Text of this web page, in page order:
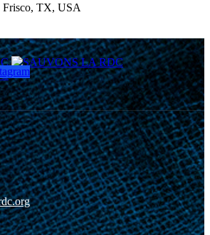
Frisco, TX, USA